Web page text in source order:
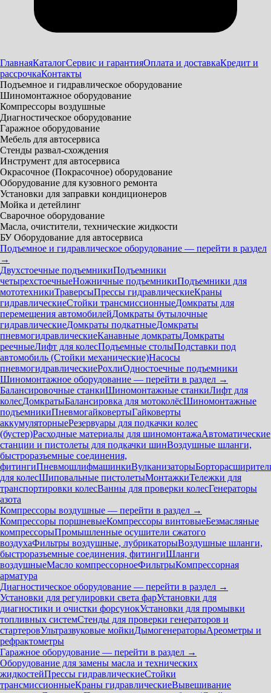
ГлавнаяКаталогСервис и гарантияОплата и доставкаКредит и
рассрочкаКонтакты
Подъемное и гидравлическое оборудование
Шиномонтажное оборудование
Компрессоры воздушные
Диагностическое оборудование
Гаражное оборудование
Мебель для автосервиса
Стенды развал-схождения
Инструмент для автосервиса
Окрасочное (Покрасочное) оборудование
Оборудование для кузовного ремонта
Установки для заправки кондиционеров
Мойка и детейлинг
Сварочное оборудование
Масла, очистители, технические жидкости
БУ Оборудование для автосервиса
Подъемное и гидравлическое оборудование — перейти в раздел
→
Двухстоечные подъемникиПодъемники
четырехстоечныеНожничные подъемникиПодъемники для
мототехникиТраверсыПрессы гидравлическиеКраны
гидравлическиеСтойки трансмиссионныеДомкраты для
перемещения автомобилейДомкраты бутылочные
гидравлическиеДомкраты подкатныеДомкраты
пневмогидравлическиеКанавные домкратыДомкраты
реечныеЛифт для колесПодъемные столыПодставки под
автомобиль (Стойки механические)Насосы
пневмогидравлическиеРохлиОдностоечные подъемники
Шиномонтажное оборудование — перейти в раздел →
Балансировочные станкиШиномонтажные станкиЛифт для
колесДомкратыБалансировка для мотоколёсШиномонтажные
подъемникиПневмогайковертыГайковерты
аккумуляторныеРезервуары для подкачки колес
(бустер)Расходные материалы для шиномонтажаАвтоматические
станции и пистолеты для подкачки шинВоздушные шланги,
быстроразъемные соединения,
фитингиПневмошлифмашинкиВулканизаторы
для колесШиповальные пистолетыМонтажкиТележки для
транспортировки колесВанны для проверки колесГенераторы
азота
Компрессоры воздушные — перейти в раздел →
Компрессоры поршневыеКомпрессоры винтовыеБезмасляные
компрессорыПромышленные осушители сжатого
воздухаФильтры воздушные, лубрикаторыВоздушные шланги,
быстроразъемные соединения, фитингиШланги
воздушныеМасло компрессорноеФильтрыКомпрессорная
арматура
Диагностическое оборудование — перейти в раздел →
Установки для регулировки света фарУстановки для
диагностики и очистки форсунокУстановки для промывки
топливных системСтенды для проверки генераторов и
стартеровУльтразвуковые мойкиДымогенераторыАреометры и
рефрактометры
Гаражное оборудование — перейти в раздел →
Оборудование для замены масла и технических
жидкостейПрессы гидравлическиеСтойки
трансмиссионныеКраны гидравлическиеВывешивание